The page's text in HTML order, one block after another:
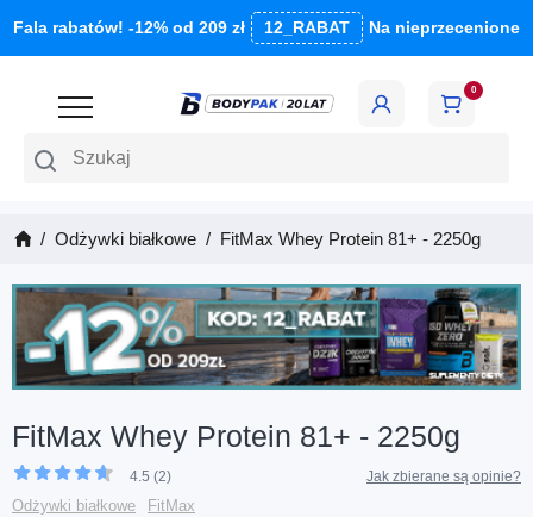
Fala rabatów! -12% od 209 zł 12_RABAT Na nieprzecenione
Szukaj
0
Odżywki białkowe FitMax Whey Protein 81+ - 2250g
FitMax Whey Protein 81+ - 2250g
4.5 (2) Jak zbierane są opinie?
Odżywki białkowe FitMax